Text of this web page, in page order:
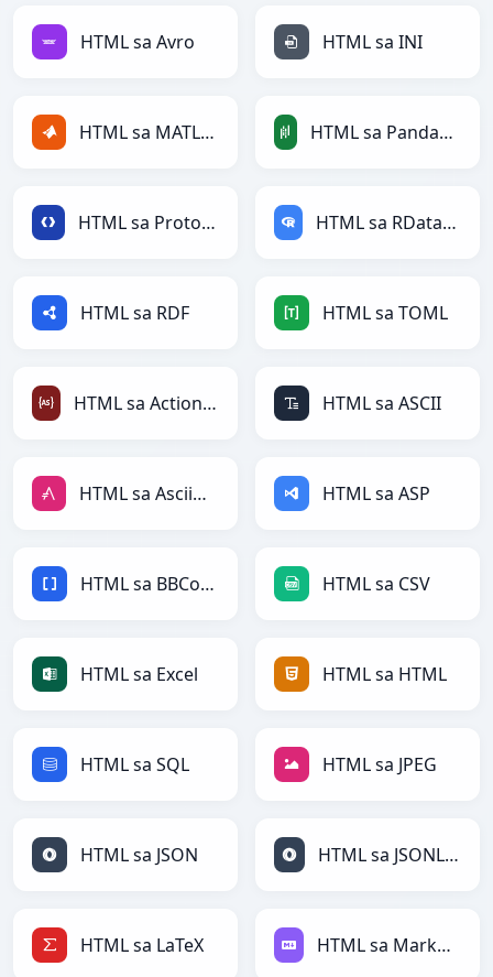
HTML sa Avro HTML sa INI
HTML sa MATLAB HTML sa PandasDataFrame
HTML sa Protobuf HTML sa RDataFrame
HTML sa RDF HTML sa TOML
HTML sa ActionScript HTML sa ASCII
HTML sa AsciiDoc HTML sa ASP
HTML sa BBCode HTML sa CSV
HTML sa Excel HTML sa HTML
HTML sa SQL HTML sa JPEG
HTML sa JSON HTML sa JSONLines
HTML sa LaTeX HTML sa Markdown